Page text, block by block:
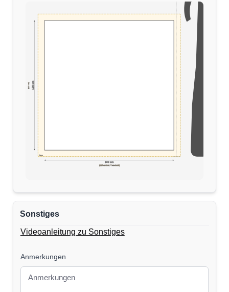
100 cm
(110 cm inkl. Verschnitt)
100 cm
(110 cm)
5cm
Sonstiges
Videoanleitung zu Sonstiges
Anmerkungen